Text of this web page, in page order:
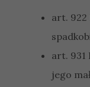
art. 922
art. 931
jego